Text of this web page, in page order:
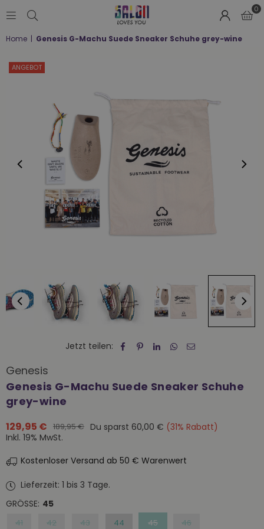
LOVES
0
Home | Genesis G-Machu Suede Sneaker Schuhe grey-wine
ANGEBOT
Jetzt teilen:
Genesis
Genesis G-Machu Suede Sneaker Schuhe
grey-wine
Normaler
Preis
129,95 € 189,95 € Du sparst 60,00 € (31% Rabatt)
Inkl. 19% MwSt.
Kostenloser Versand ab 50 € Warenwert
Lieferzeit: 1 bis 3 Tage.
GRÖSSE: 45
41 42 43 44 45 46